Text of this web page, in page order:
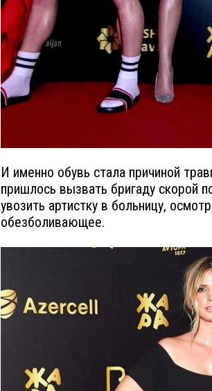
И именно обувь стала причиной
пришлось вызвать бригаду скорой
увозить артистку в больницу,
обезболивающее.